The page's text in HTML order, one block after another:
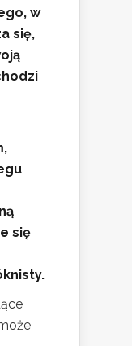
w
się,
się